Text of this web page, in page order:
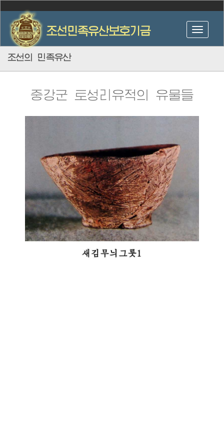
조선의 민족유산
중강군 토성리유적의 유물들